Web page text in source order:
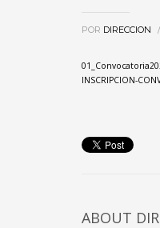
POR DIRECCION /
INSCRIPCION-
ABOUT